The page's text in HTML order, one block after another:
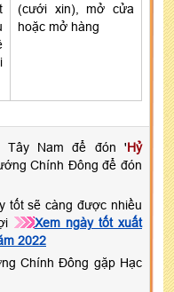
(cưới xin), mở cửa
hoặc mở hàng
Tây Nam để đón 'Hỷ
Chính Đông để đón
tốt sẽ càng được nhiều
Xem ngày tốt xuất
2022
Chính Đông gặp Hạc